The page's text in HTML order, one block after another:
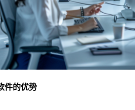
件的优势